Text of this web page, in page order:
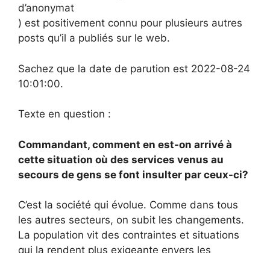
d’anonymat
) est positivement connu pour plusieurs autres
posts qu’il a publiés sur le web.
Sachez que la date de parution est 2022-08-24
10:01:00.
Texte en question :
Commandant, comment en est-on arrivé à
cette situation où des services venus au
secours de gens se font insulter par ceux-ci?
C’est la société qui évolue. Comme dans tous
les autres secteurs, on subit les changements.
La population vit des contraintes et situations
qui la rendent plus exigeante envers les